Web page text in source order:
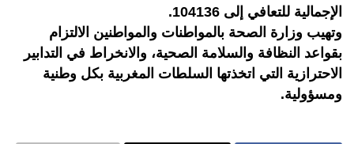
الإجمالية للتعافي إلى 104136.
وتهيب وزارة الصحة بالمواطنات والمواطنين الالتزام
بقواعد النظافة والسلامة الصحية، والانخراط في التدابير
الاحترازية التي اتخذتها السلطات المغربية بكل وطنية
ومسؤولية.